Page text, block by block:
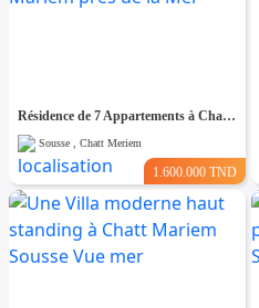
Résidence de 7 Appartements à Chatt Mariem prés de la Mer
Sousse , Chatt Meriem
1.600.000 TND